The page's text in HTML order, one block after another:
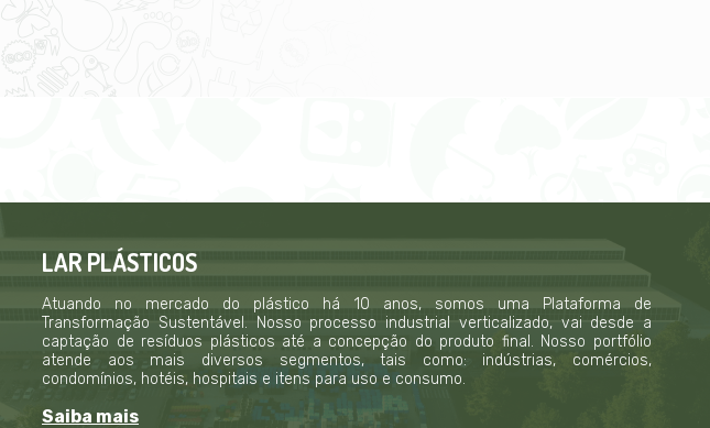
LAR PLÁSTICOS
Atuando no mercado do plástico há 10 anos, somos uma Plataforma de
Transformação Sustentável. Nosso processo industrial verticalizado, vai desde a
captação de resíduos plásticos até a concepção do produto final. Nosso portfólio
atende aos mais diversos segmentos, tais como: indústrias, comércios,
condomínios, hotéis, hospitais e itens para uso e consumo.
Saiba mais